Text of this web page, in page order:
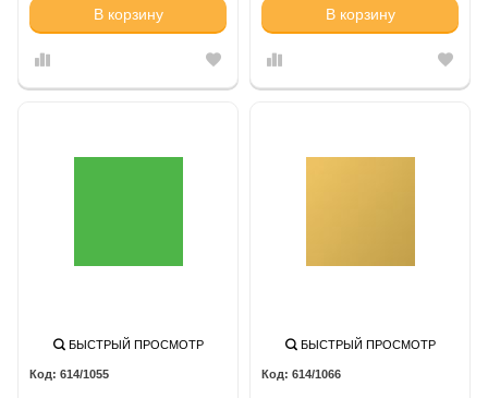
В корзину В корзину
БЫСТРЫЙ ПРОСМОТР
614/1055
БЫСТРЫЙ ПРОСМОТР
614/1066